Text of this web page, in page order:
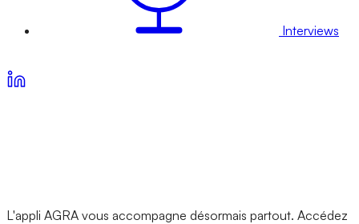
Interviews
L'appli AGRA vous accompagne désormais partout. Accédez